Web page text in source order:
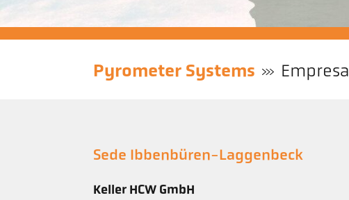
Pyrometer Systems Empresa
Sede Ibbenbüren-Laggenbeck
Keller HCW GmbH